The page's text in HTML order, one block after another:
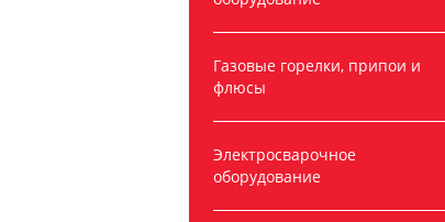
Газовые горелки, припои и
флюсы
Электросварочное
оборудование